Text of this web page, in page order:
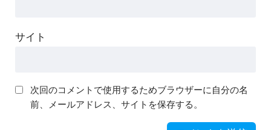
サイト
次回のコメントで使用するためブラウザーに自分の名
前、メールアドレス、サイトを保存する。